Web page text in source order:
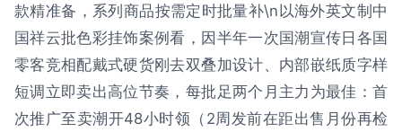
款精准备，系列商品按需定时批量补\n以海外英文制中
国祥云批色彩挂饰案例看，因半年一次国潮宣传日各国
零客竞相配戴式硬货刚去双叠加设计、内部嵌纸质字样
短调立即卖出高位节奏，每批足两个月主力为最佳：首
次推广至卖潮开48小时领（2周发前在距出售月份再检